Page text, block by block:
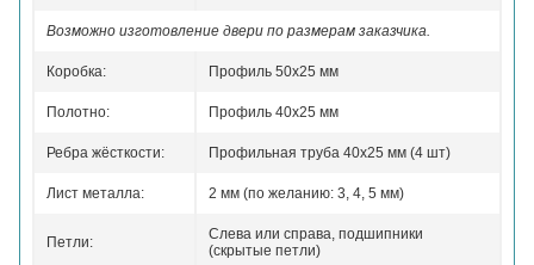
Возможно изготовление двери по размерам заказчика.
Коробка: Профиль 50x25 мм
Полотно: Профиль 40x25 мм
Ребра жёсткости: Профильная труба 40х25 мм (4 шт)
Лист металла: 2 мм (по желанию: 3, 4, 5 мм)
Петли:
Слева или справа, подшипники
(скрытые петли)